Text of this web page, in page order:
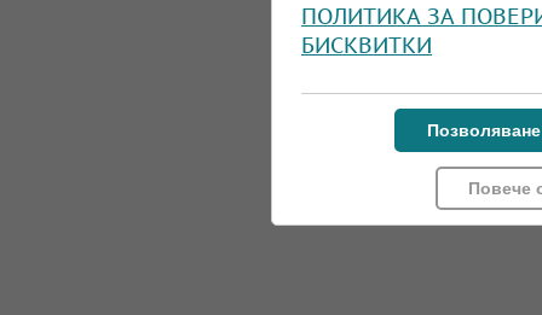
ПОЛИТИКА ЗА
БИСКВИТКИ
Повече